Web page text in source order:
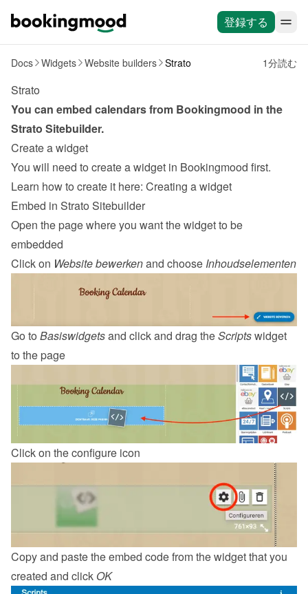
登録する
Docs Widgets Website builders Strato 1分読む
Strato
Strato Sitebuilder.
Create a widget
You will need to create a widget in Bookingmood first.
Learn how to create it here: Creating a widget
Embed in Strato Sitebuilder
Open the page where you want the widget to be
embedded
Click on Website bewerken and choose Inhoudselementen
Go to Basiswidgets and click and drag the Scripts widget
to the page
Click on the configure icon
Copy and paste the embed code from the widget that you
created and click OK